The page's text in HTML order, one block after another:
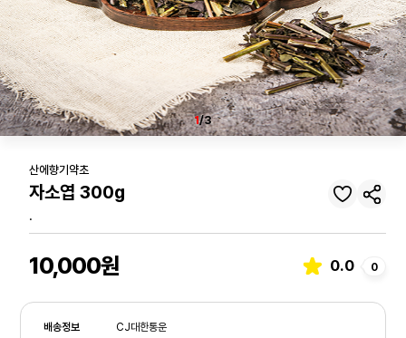
1/3
산에향기약초
자소엽 300g
.
10,000원 0.0 0
배송정보
CJ대한통운